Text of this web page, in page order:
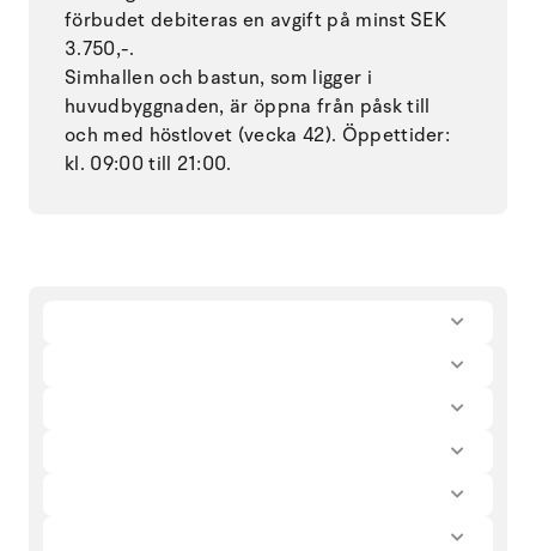
förbudet debiteras en avgift på minst SEK
3.750,-.
Simhallen och bastun, som ligger i
huvudbyggnaden, är öppna från påsk till
och med höstlovet (vecka 42). Öppettider:
kl. 09:00 till 21:00.